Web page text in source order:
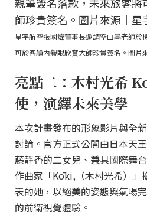
星宇航空張國煒董事長邀請空山基老師於
可於客艙內親眼欣賞大師珍貴簽名。圖片
亮點二：木村光希
使，演繹未來美學
本次計畫發布的形象影片與全
討論。官方正式公開由日本天
藤靜香的二女兒、兼具國際舞
作曲家「Kōki,（木村光希）」
表的她，以絕美的姿態與氣場
的前衛視覺體驗。